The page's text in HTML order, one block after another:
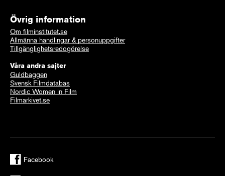
Övrig information
Om filminstitutet.se
Allmänna handlingar & personuppgifter
Tillgänglighetsredogörelse
Våra andra sajter
Guldbaggen
Svensk Filmdatabas
Nordic Women in Film
Filmarkivet.se
Facebook